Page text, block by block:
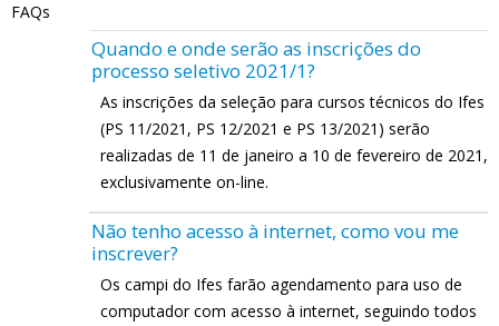
FAQs
Quando e onde serão as inscrições do
processo seletivo 2021/1?
As inscrições da seleção para cursos técnicos do Ifes
(PS 11/2021, PS 12/2021 e PS 13/2021) serão
realizadas de 11 de janeiro a 10 de fevereiro de 2021,
exclusivamente on-line.
Não tenho acesso à internet, como vou me
inscrever?
Os campi do Ifes farão agendamento para uso de
computador com acesso à internet, seguindo todos